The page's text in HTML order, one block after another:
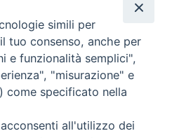
ORARIO APERTURA
Mercoledì e Sabato
dalle 10.00 alle 12.30
simili per
tuo consenso, anche per
e funzionalità semplici",
"misurazione" e
come specificato nella
all'utilizzo dei